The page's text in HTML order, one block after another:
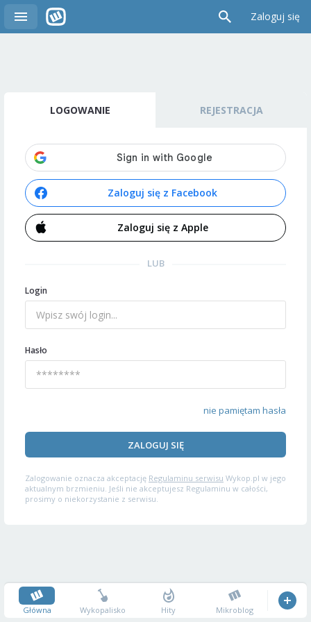
Zaloguj się
LOGOWANIE REJESTRACJA
Zaloguj się z Facebook
Zaloguj się z Apple
LUB
Login
Hasło
nie pamiętam hasła
ZALOGUJ SIĘ
Zalogowanie oznacza akceptację Regulaminu serwisu Wykop.pl w jego
aktualnym brzmieniu. Jeśli nie akceptujesz Regulaminu w całości,
prosimy o niekorzystanie z serwisu.
Główna Wykopalisko Hity Mikroblog